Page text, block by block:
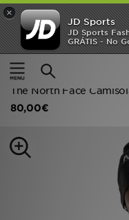
×
JD Sports
JD Sports
GRÁTIS - No
Página principal
Homem
The North Face
80,00€
INÍCIO
Promoções
NOVIDADES
MULHER